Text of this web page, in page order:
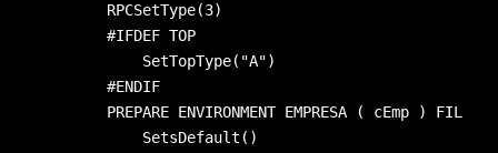
        RPCSetType(3)
        #IFDEF TOP
            SetTopType(
"A")
        #ENDIF
PREPARE ENVIRONMENT EMPRESA ( cEmp ) FILIAL
            SetsDefault()